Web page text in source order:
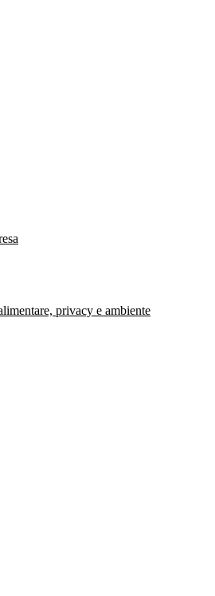
privacy e ambiente